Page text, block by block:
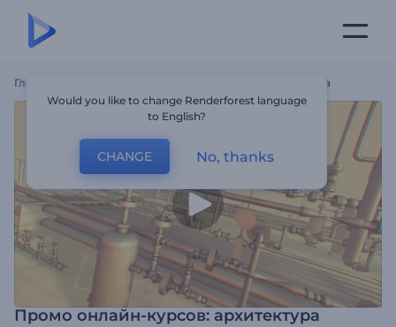
Главная Промо Онлайн-Курсов: Архитектура
Промо онлайн-курсов: архитектура
Would you like to change Renderforest language
to English?
CHANGE No, thanks